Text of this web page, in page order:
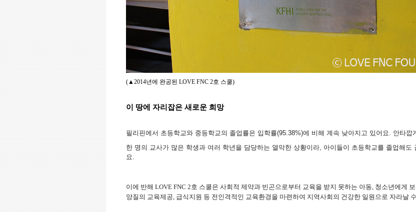
(▲2014년에 완공된 LOVE FNC 2호 스쿨)
이 땅에 자리잡은 새로운 희망
필리핀에서 초등학교와 중등학교의 졸업률은 입학률(95.38%)에 비해 계속 낮아지고 있어요
안타깝
한 명의 교사가 많은 학생과 여러 학년을 담당하는 열악한 상황이라, 아이들이 초등학교를 졸업해도
요.
이에 반해 LOVE FNC 2호 스쿨은 사회적 제약과 빈곤으로부터 교육을 받지 못하는 아동 청소년에게
양질의 교육제공 급식지원 등 전인격적인 교육환경을 마련하여 지역사회의 건강한 일원으로 자라날